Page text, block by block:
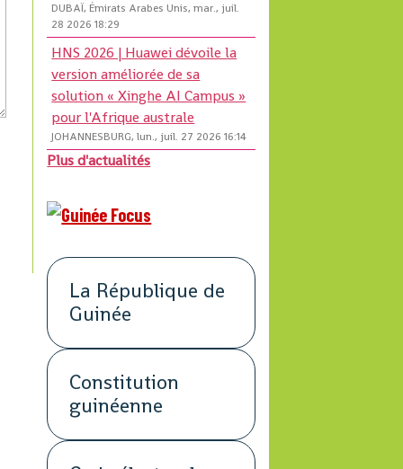
DUBAÏ, Émirats Arabes Unis, mar., juil.
28 2026 18:29
HNS 2026 | Huawei dévoile la
version améliorée de sa
solution « Xinghe AI Campus »
pour l'Afrique australe
JOHANNESBURG, lun., juil. 27 2026 16:14
Plus d'actualités
La République de
Guinée
Constitution
guinéenne